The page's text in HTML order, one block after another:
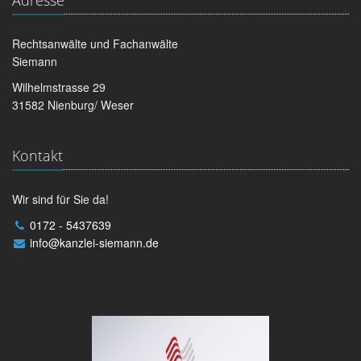
Rechtsanwälte und Fachanwälte
Siemann
Wilhelmstrasse 29
31582 Nienburg/ Weser
Kontakt
Wir sind für Sie da!
0172 - 5437639
info@kanzlei-siemann.de